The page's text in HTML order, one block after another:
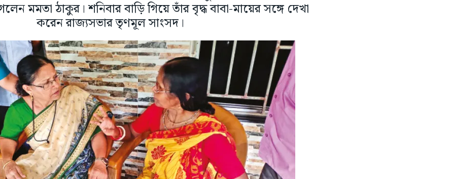
মমতা ঠাকুর। শনিবার বাড়ি গিয়ে তাঁর বৃদ্ধ বাবা-মায়ের সঙ্গে দেখা
করেন রাজ্যসভার তৃণমূল সাংসদ।